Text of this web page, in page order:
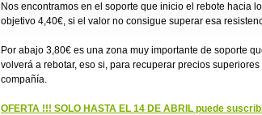
Nos encontramos en el soporte que inicio el rebote hacia
objetivo 4,40€, si el valor no consigue superar esa
Por abajo 3,80€ es una zona muy importante de soporte
volverá a rebotar, eso si, para recuperar precios
compañía.
OFERTA !!! SOLO HASTA EL 14 DE ABRIL puede